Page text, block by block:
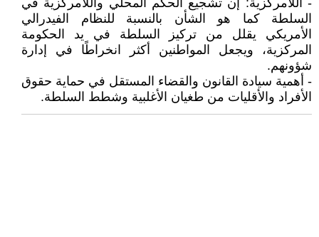
- اللامركزية: إن تشجيع الحكم المحلي واللامركزية في
السلطة كما هو الشأن بالنسبة للنظام الفيدرالي
الأمريكي يقلل من تركيز السلطة في يد الحكومة
المركزية، ويجعل المواطنين أكثر انخراطًا في إدارة
شؤونهم.
- أهمية سيادة القانون والقضاء المستقل في حماية حقوق
الأفراد والأقليات من طغيان الأغلبية وشطط السلطة.